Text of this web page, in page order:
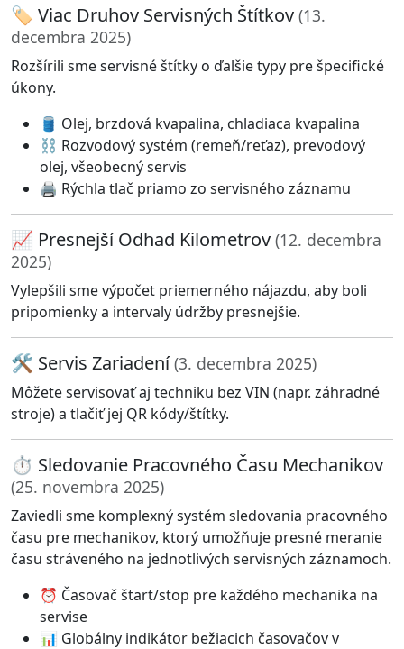
🏷️ Viac Druhov Servisných Štítkov (13.
decembra 2025)
Rozšírili sme servisné štítky o ďalšie typy pre špecifické
úkony.
🛢️ Olej, brzdová kvapalina, chladiaca kvapalina
⛓️ Rozvodový systém (remeň/reťaz), prevodový
olej, všeobecný servis
🖨️ Rýchla tlač priamo zo servisného záznamu
📈 Presnejší Odhad Kilometrov (12. decembra
2025)
Vylepšili sme výpočet priemerného nájazdu, aby boli
pripomienky a intervaly údržby presnejšie.
🛠️ Servis Zariadení(3. decembra 2025)
Môžete servisovať aj techniku bez VIN (napr. záhradné
stroje) a tlačiť jej QR kódy/štítky.
⏱️ Sledovanie Pracovného Času Mechanikov
(25. novembra 2025)
Zaviedli sme komplexný systém sledovania pracovného
času pre mechanikov, ktorý umožňuje presné meranie
času stráveného na jednotlivých servisných záznamoch.
⏰ Časovač štart/stop pre každého mechanika na
servise
📊 Globálny indikátor bežiacich časovačov v